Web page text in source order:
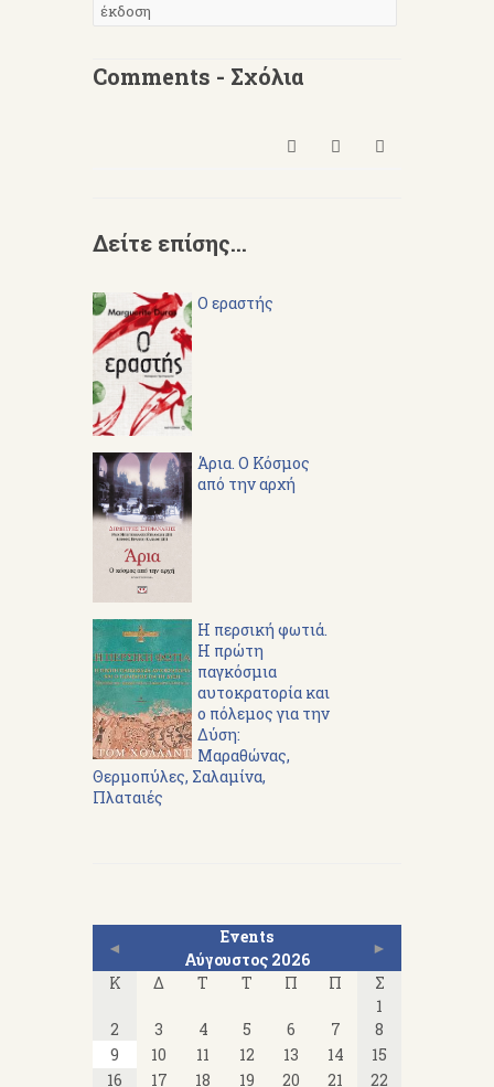
έκδοση
Comments - Σχόλια
Δείτε επίσης...
Ο εραστής
Άρια. Ο Κόσμος
από την αρχή
Η περσική φωτιά.
Η πρώτη
παγκόσμια
αυτοκρατορία και
ο πόλεμος για την
Δύση:
Μαραθώνας,
Θερμοπύλες, Σαλαμίνα,
Πλαταιές
◄
Events
Αύγουστος 2026
►
Κ
Δ Τ Τ Π Π
Σ
1
2
3 4 5 6 7
8
9
10 11 12 13 14
15
16
17 18 19 20 21 22